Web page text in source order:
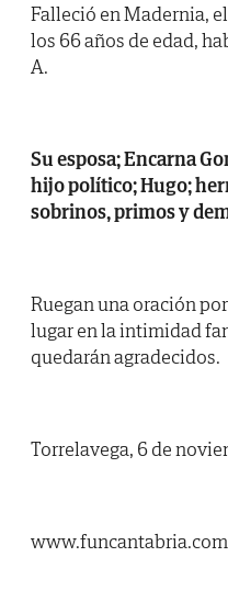
Falleció en Madernia,
los 66 años de edad,
A.
Su esposa; Encarna
hijo político; Hugo;
sobrinos, primos y
Ruegan una oración
lugar en la intimidad
quedarán agradecidos.
Torrelavega, 6 de
www.funcantabria.com